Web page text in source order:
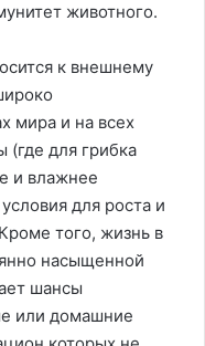
животного.
к внешнему
мира и на всех
(где для грибка
и влажнее
для роста и
того, жизнь в
насыщенной
шансы
или домашние